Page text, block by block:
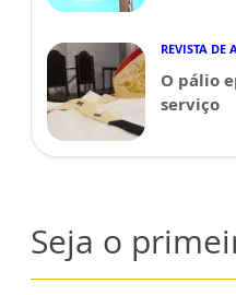
REVISTA DE
O pálio
serviço
Seja o